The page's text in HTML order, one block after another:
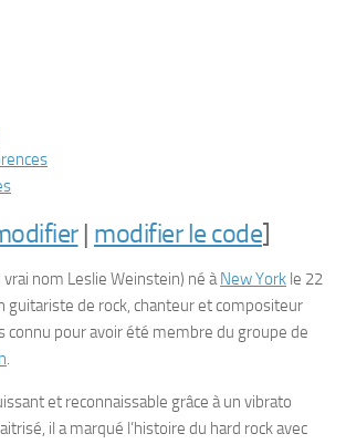
| modifier le code]
nom Leslie Weinstein) né àNew York le 22
guitariste de rock, chanteur et compositeur
connu pour avoir été membre du groupe de
.
et reconnaissable grâce à un vibrato
il a marqué l’histoire du hard rock avec